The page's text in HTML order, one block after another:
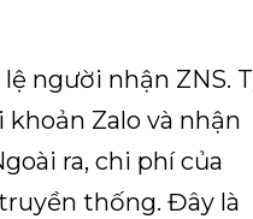
người nhận ZNS.
Zalo và nhận
ra, chi phí của
thống. Đây là